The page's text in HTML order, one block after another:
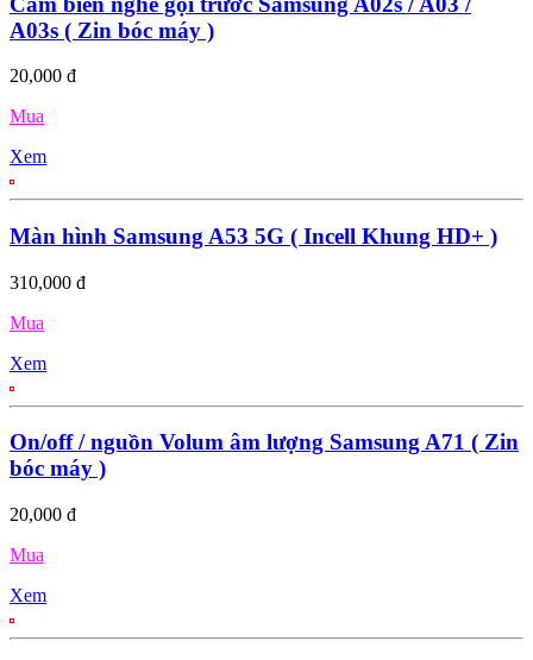
A03s ( Zin bóc máy )
20,000 đ
Mua
Xem
Màn hình Samsung A53 5G ( Incell Khung HD+ )
310,000 đ
Mua
Xem
On/off / nguồn Volum âm lượng Samsung A71 ( Zin
bóc máy )
20,000 đ
Mua
Xem